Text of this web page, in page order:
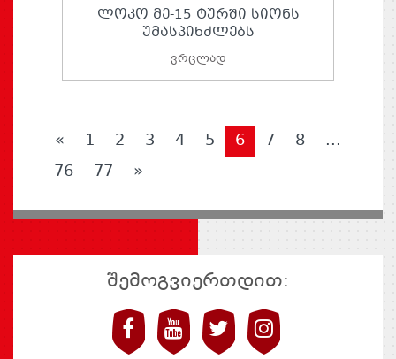
ᲚᲝᲙᲝ ᲛᲔ-15 ᲢᲣᲠᲨᲘ ᲡᲘᲝᲜᲡ
ᲣᲛᲐᲡᲞᲘᲜᲫᲚᲔᲑᲡ
ვრცლად
« 1 2 3 4 5 6 7 8
...
76
77 »
შემოგვიერთდით: